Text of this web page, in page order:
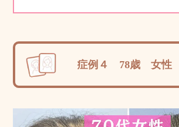
院長より一
症例４ 78歳 女性